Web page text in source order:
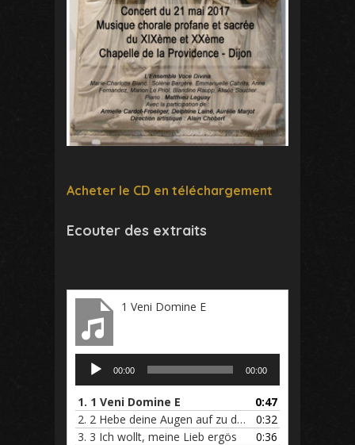
Acheter le CD en téléchargement
Ecouter des extraits
1 Veni Domine E
Lecteur
audio
00:00 00:00
1. 1 Veni Domine E
0:47
2. 2 Hebe deine Augen auf zu den
0:32
3. 3 Ich wollt, meine Lieb ergös
0:36